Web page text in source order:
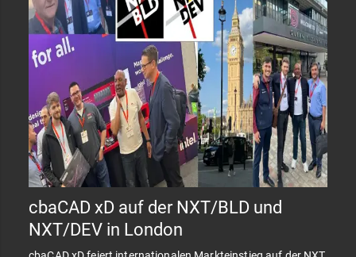
cbaCAD xD auf der NXT/BLD und
NXT/DEV in London